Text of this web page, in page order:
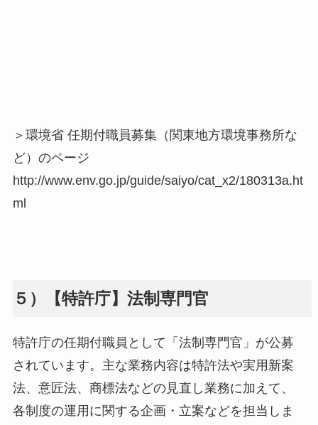
＞環境省 任期付職員募集（関東地方環境事務所な
ど）のページ
http://www.env.go.jp/guide/saiyo/cat_x2/180313a.ht
ml
５）【特許庁】法制専門官
特許庁の任期付職員として「法制専門官」が公募
されています。主な業務内容は特許法や実用新案
法、意匠法、商標法などの見直し業務に加えて、
各制度の運用に関する企画・立案などを担当しま